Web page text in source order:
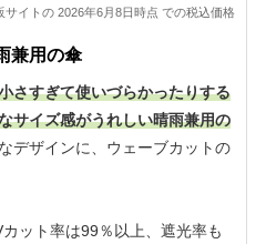
イトの 2026年6月8日時点 での税込価格
兼用の傘
さすぎて使いづらかったりする
サイズ感がうれしい晴雨兼用の
デザインに、ウェーブカットの
ット率は99％以上、遮光率も